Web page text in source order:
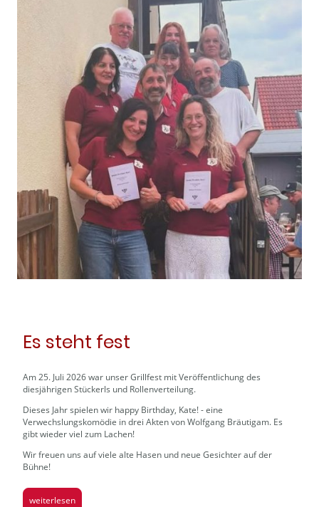
Es steht fest
Am 25. Juli 2026 war unser Grillfest mit Veröffentlichung des
diesjährigen Stückerls und Rollenverteilung.
Dieses Jahr spielen wir happy Birthday, Kate! - eine
Verwechslungskomödie in drei Akten von Wolfgang Bräutigam. Es
gibt wieder viel zum Lachen!
Wir freuen uns auf viele alte Hasen und neue Gesichter auf der
Bühne!
weiterlesen